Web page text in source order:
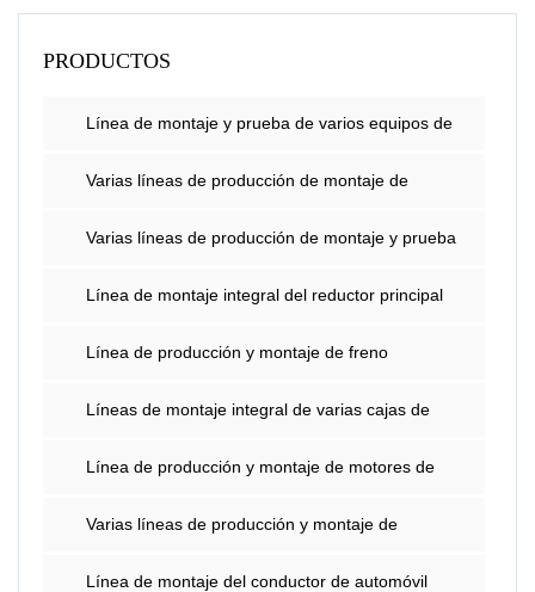
PRODUCTOS
Línea de montaje y prueba de varios equipos de
dirección del automóvil
Varias líneas de producción de montaje de
motores de automóviles
Varias líneas de producción de montaje y prueba
de ejes de automóviles
Línea de montaje integral del reductor principal
Línea de producción y montaje de freno
(abrazadera) y bomba de freno
Líneas de montaje integral de varias cajas de
cambios de automóviles.
Línea de producción y montaje de motores de
automóviles
Varias líneas de producción y montaje de
automóviles OBJI IBJ
Línea de montaje del conductor de automóvil